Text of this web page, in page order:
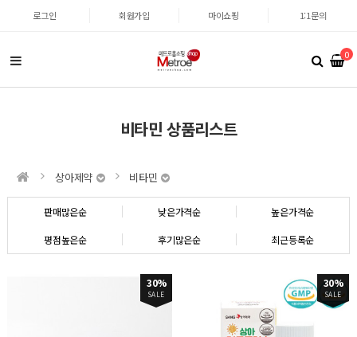
로그인 회원가입 마이쇼핑 1:1문의
0
비타민 상품리스트
상아제약 비타민
판매많은순 낮은가격순 높은가격순
평점높은순 후기많은순 최근등록순
30%
SALE
30%
SALE